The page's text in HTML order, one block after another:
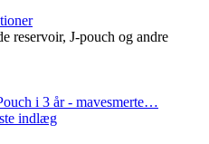
reservoir, J-pouch og andre
i 3 år - mavesmerte…
indlæg